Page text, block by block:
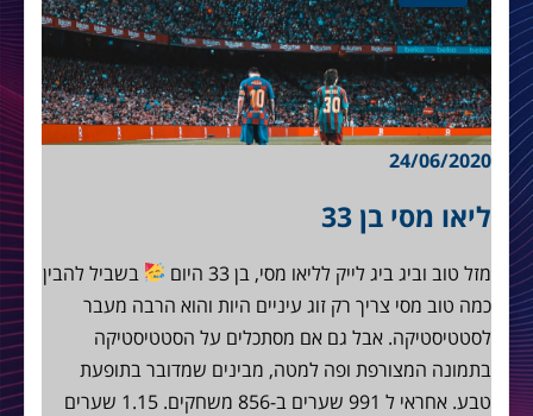
24/06/2020
ליאו מסי בן 33
מזל טוב וביג ביג לייק לליאו מסי, בן 33 היום
בשביל להבין
כמה טוב מסי צריך רק זוג עיניים היות והוא הרבה מעבר
לסטטיסטיקה. אבל גם אם מסתכלים על הסטטיסטיקה
בתמונה המצורפת ופה למטה, מבינים שמדובר בתופעת
טבע. אחראי ל 991 שערים ב-856 משחקים. 1.15 שערים